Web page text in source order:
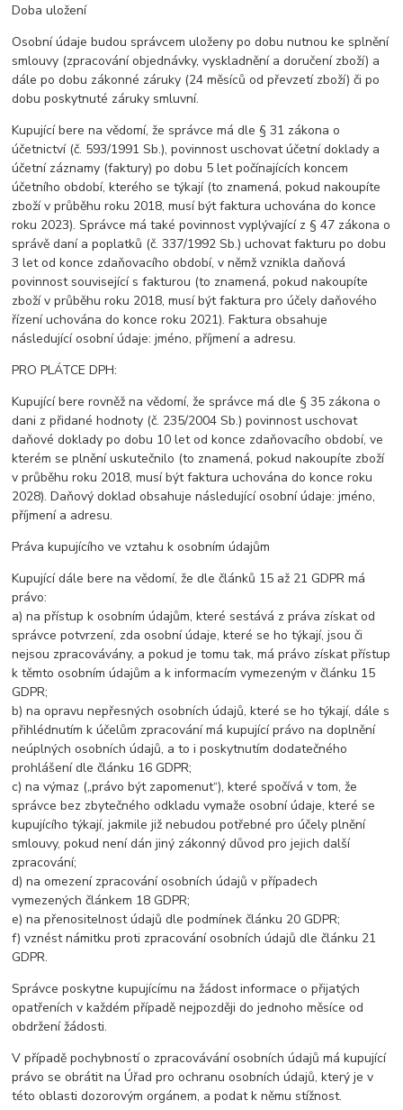
Doba uložení
Osobní údaje budou správcem uloženy po dobu nutnou ke splnění
smlouvy (zpracování objednávky, vyskladnění a doručení zboží) a
dále po dobu zákonné záruky (24 měsíců od převzetí zboží) či po
dobu poskytnuté záruky smluvní.
Kupující bere na vědomí, že správce má dle § 31 zákona o
účetnictví (č. 593/1991 Sb.), povinnost uschovat účetní doklady a
účetní záznamy (faktury) po dobu 5 let počínajících koncem
účetního období, kterého se týkají (to znamená, pokud nakoupíte
zboží v průběhu roku 2018, musí být faktura uchována do konce
roku 2023). Správce má také povinnost vyplývající z § 47 zákona o
správě daní a poplatků (č. 337/1992 Sb.) uchovat fakturu po dobu
3 let od konce zdaňovacího období, v němž vznikla daňová
povinnost související s fakturou (to znamená, pokud nakoupíte
zboží v průběhu roku 2018, musí být faktura pro účely daňového
řízení uchována do konce roku 2021). Faktura obsahuje
následující osobní údaje: jméno, příjmení a adresu.
PRO PLÁTCE DPH:
Kupující bere rovněž na vědomí, že správce má dle § 35 zákona o
dani z přidané hodnoty (č. 235/2004 Sb.) povinnost uschovat
daňové doklady po dobu 10 let od konce zdaňovacího období, ve
kterém se plnění uskutečnilo (to znamená, pokud nakoupíte zboží
v průběhu roku 2018, musí být faktura uchována do konce roku
2028). Daňový doklad obsahuje následující osobní údaje: jméno,
příjmení a adresu.
Práva kupujícího ve vztahu k osobním údajům
Kupující dále bere na vědomí, že dle článků 15 až 21 GDPR má
právo:
a) na přístup k osobním údajům, které sestává z práva získat od
správce potvrzení, zda osobní údaje, které se ho týkají, jsou či
nejsou zpracovávány, a pokud je tomu tak, má právo získat přístup
k těmto osobním údajům a k informacím vymezeným v článku 15
GDPR;
b) na opravu nepřesných osobních údajů, které se ho týkají, dále s
přihlédnutím k účelům zpracování má kupující právo na doplnění
neúplných osobních údajů, a to i poskytnutím dodatečného
prohlášení dle článku 16 GDPR;
c) na výmaz („právo být zapomenut“), které spočívá v tom, že
správce bez zbytečného odkladu vymaže osobní údaje, které se
kupujícího týkají, jakmile již nebudou potřebné pro účely plnění
smlouvy, pokud není dán jiný zákonný důvod pro jejich další
zpracování;
d) na omezení zpracování osobních údajů v případech
vymezených článkem 18 GDPR;
e) na přenositelnost údajů dle podmínek článku 20 GDPR;
f) vznést námitku proti zpracování osobních údajů dle článku 21
GDPR.
Správce poskytne kupujícímu na žádost informace o přijatých
opatřeních v každém případě nejpozdějido jednoho měsíce od
obdržení žádosti.
V případě pochybností o zpracovávání osobních údajů má kupující
právo se obrátit na Úřad pro ochranu osobních údajů, který je v
této oblasti dozorovým orgánem, a podat k němu stížnost.